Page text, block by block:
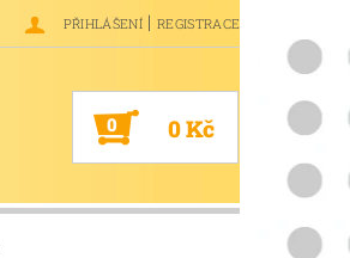
PŘIHLÁŠENÍ | REGISTRACE
0 0 Kč